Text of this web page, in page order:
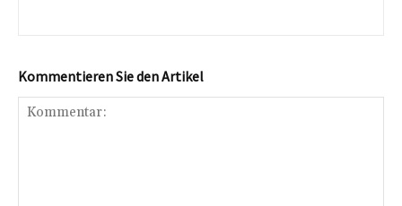
Kommentieren Sie den Artikel